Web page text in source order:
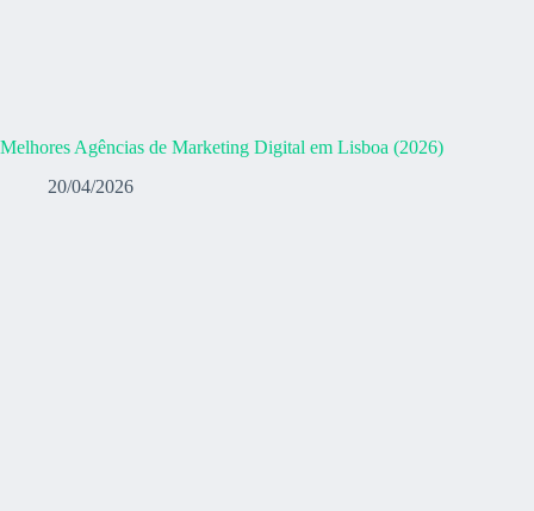
Melhores Agências de Marketing Digital em Lisboa (2026)
20/04/2026